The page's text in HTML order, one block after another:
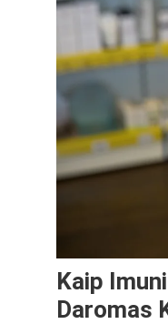
Kaip
Daromas